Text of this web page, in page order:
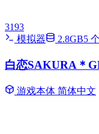
3193
模拟器
2.8GB5
白恋SAKURA＊
游戏本体 简体中文